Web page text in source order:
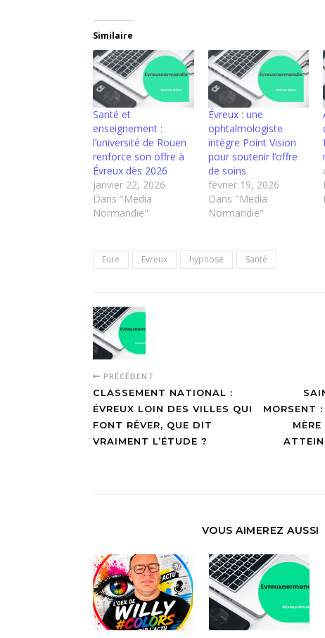
Similaire
Santé et
enseignement :
l’université de Rouen
renforce son offre à
Évreux dès 2026
janvier 22, 2026
Dans "Media
Normandie"
Évreux : une
ophtalmologiste
intègre Point Vision
pour soutenir l’offre
de soins
février 19, 2026
Dans "Media
Normandie"
Eure Evreux hypnose Santé
PRÉCÉDENT
CLASSEMENT NATIONAL :
ÉVREUX LOIN DES VILLES QUI
FONT RÊVER, QUE DIT
VRAIMENT L’ÉTUDE ?
MORSENT
VOUS AIMEREZ AUSSI